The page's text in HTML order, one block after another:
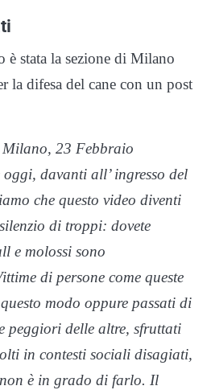
è stata la sezione di Milano
la difesa del cane con un post
23 Febbraio
oggi, davanti all’ ingresso del
che questo video diventi
di troppi: dovete
e molossi sono
di persone come queste
modo oppure passati di
peggiori delle altre, sfruttati
in contesti sociali disagiati,
è in grado di farlo. Il